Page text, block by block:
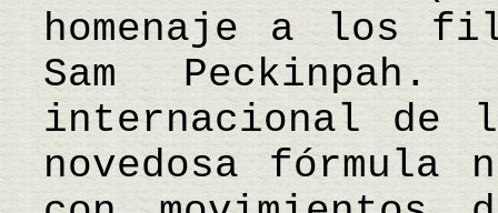
homenaje a los
Sam
internacional de
novedosa fórmula